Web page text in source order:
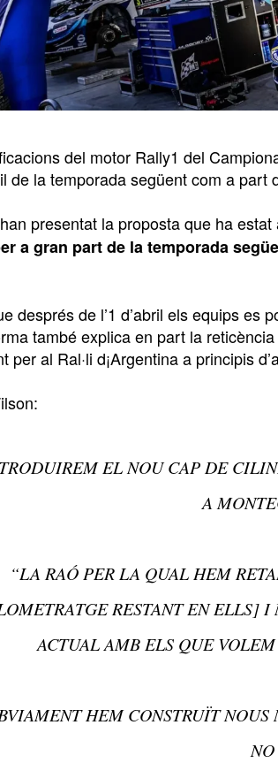
del motor Rally1 del
de la temporada següent com a
presentat la proposta que ha
a gran part de la temporada
després de l’1 d’abril els equips
també explica en part la
per al Ral·li d¡Argentina a principis
EL NOU CAP DE
A
“LA RAÓ PER LA QUAL HEM
RESTANT EN ELLS]
ACTUAL AMB ELS QUE
HEM CONSTRUÏT